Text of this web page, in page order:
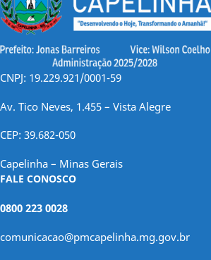
CNPJ: 19.229.921/0001-59
Av. Tico Neves, 1.455 – Vista Alegre
CEP: 39.682-050
Capelinha – Minas Gerais
FALE CONOSCO
0800 223 0028
comunicacao@pmcapelinha.mg.gov.br